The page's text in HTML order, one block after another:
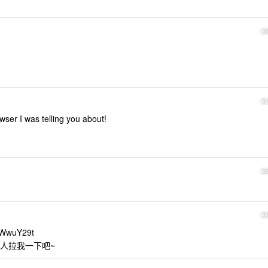
30
31
I was telling you about!
32
33
拉我一下吧~